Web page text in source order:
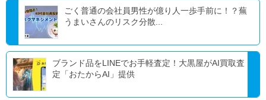
ごく普通の会社員男性が億り人一歩手前に！？蕪
うまいさんのリスク分散...
ブランド品をLINEでお手軽査定！大黒屋がAI買取査
定「おたからAI」提供